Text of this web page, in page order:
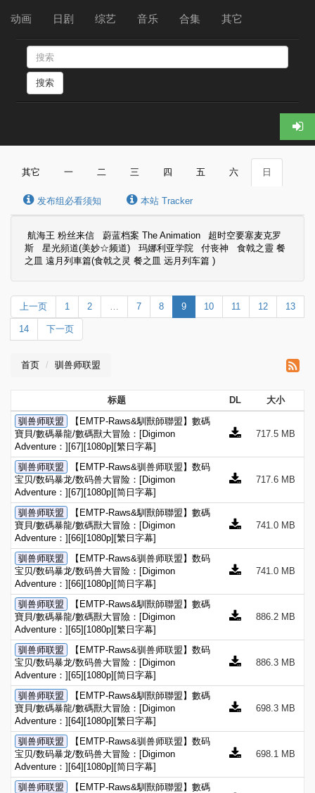
动画 日剧 综艺 音乐 合集 其它
搜索
其它 一 二 三 四 五 六 日
发布组必看须知 本站 Tracker
航海王 粉丝来信 蔚蓝档案 The Animation
超时空要塞麦克罗
斯
星光頻道(美妙☆频道) 玛娜利亚学院 付丧神
食戟之靈 餐
之皿 遠月列車篇(食戟之灵 餐之皿 远月列车篇 )
上一页 1 2 … 7 8 9 10 11 12 13
14 下一页
首页 驯兽师联盟
标题 DL
大小
驯兽师联盟
【EMTP-Raws&馴獸師聯盟】數碼
寶貝/數碼暴龍/數碼獸大冒險：[Digimon
Adventure：][67][1080p][繁日字幕]
717.5 MB
驯兽师联盟
【EMTP-Raws&驯兽师联盟】数码
宝贝/数码暴龙/数码兽大冒险：[Digimon
Adventure：][67][1080p][简日字幕]
717.6 MB
驯兽师联盟
【EMTP-Raws&馴獸師聯盟】數碼
寶貝/數碼暴龍/數碼獸大冒險：[Digimon
Adventure：][66][1080p][繁日字幕]
741.0 MB
驯兽师联盟
【EMTP-Raws&驯兽师联盟】数码
宝贝/数码暴龙/数码兽大冒险：[Digimon
Adventure：][66][1080p][简日字幕]
741.0 MB
驯兽师联盟
【EMTP-Raws&馴獸師聯盟】數碼
寶貝/數碼暴龍/數碼獸大冒險：[Digimon
Adventure：][65][1080p][繁日字幕]
886.2 MB
驯兽师联盟
【EMTP-Raws&驯兽师联盟】数码
宝贝/数码暴龙/数码兽大冒险：[Digimon
Adventure：][65][1080p][简日字幕]
886.3 MB
驯兽师联盟
【EMTP-Raws&馴獸師聯盟】數碼
寶貝/數碼暴龍/數碼獸大冒險：[Digimon
Adventure：][64][1080p][繁日字幕]
698.3 MB
驯兽师联盟
【EMTP-Raws&驯兽师联盟】数码
宝贝/数码暴龙/数码兽大冒险：[Digimon
Adventure：][64][1080p][简日字幕]
698.1 MB
驯兽师联盟
【EMTP-Raws&馴獸師聯盟】數碼